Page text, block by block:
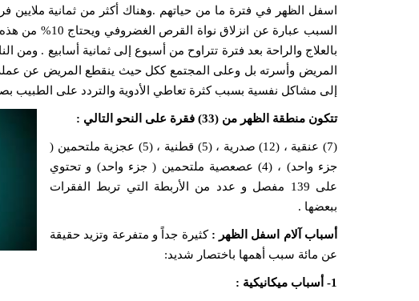
بالعلاج والراحة بعد فترة تتراوح من أسبوع إلى ثمانية أسابيع . ومن
المريض وأسرته بل وعلى المجتمع ككل حيث ينقطع المريض عن
إلى مشاكل نفسية بسبب كثرة تعاطي الأدوية والتردد على الطبيب
تتكون منطقة الظهر من (33) فقرة على النحو التالي :
(7) عنقية ، (12) صدرية ، (5) قطنية ، (5) عجزية ملتحمين (
جزء واحد) ، (4) عصعصية ملتحمين ( جزء واحد) و تحتوي
على 139 مفصل و عدد من الأربطة التي تربط الفقرات
ببعضها .
أسباب آلام اسفل الظهر : كثيرة جداً و متفرعة وتزيد حقيقة
عن مائة سبب أهمها باختصار شديد:
1- أسباب ميكانيكية :